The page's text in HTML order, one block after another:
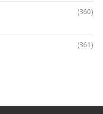
(360)
(361)